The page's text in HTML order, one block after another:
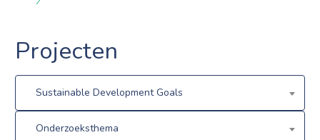
Projecten
Sustainable Development Goals
Onderzoeksthema